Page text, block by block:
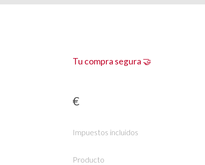
Tu compra segura 🤝
€
Impuestos incluidos
Producto